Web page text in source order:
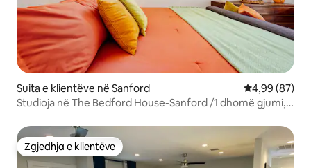
Suita e klientëve në Sanford Vlerësimi
4,99 (87)
Studioja në The Bedford House-Sanford /1 dhomë gjumi, 1
Zgjedhja e klientëve
Zgjedhja e klientëve